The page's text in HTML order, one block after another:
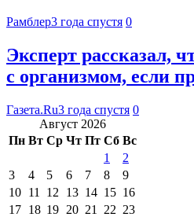
Рамблер3 года спустя 0
Эксперт рассказал,
с организмом, если
Газета.Ru3 года спустя 0
Август 2026
Пн Вт Ср Чт Пт Сб Вс
1
2
3
4 5 6 7 8
9
10 11 12 13 14 15 16
17 18 19 20 21 22 23